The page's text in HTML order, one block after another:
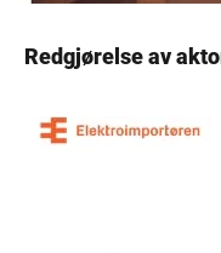
Redgjørelse av